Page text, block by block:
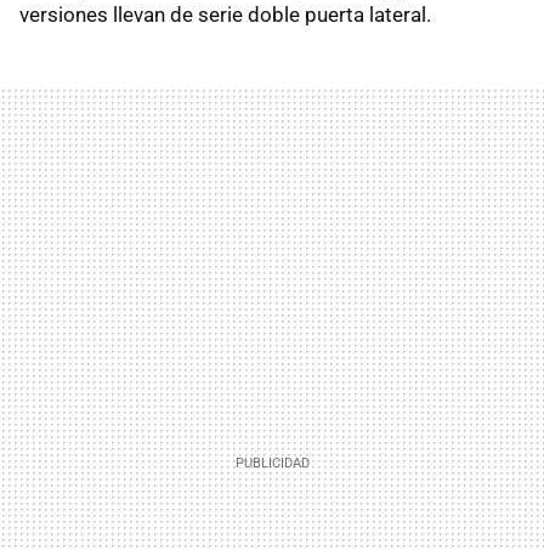
versiones llevan de serie doble puerta lateral.